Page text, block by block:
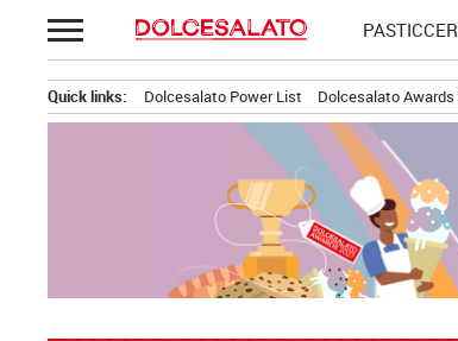
Passa
al
Quick links: Dolcesalato Power List Dolcesalato Awards